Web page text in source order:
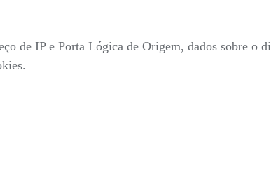
de IP e Porta Lógica de Origem, dados sobre o